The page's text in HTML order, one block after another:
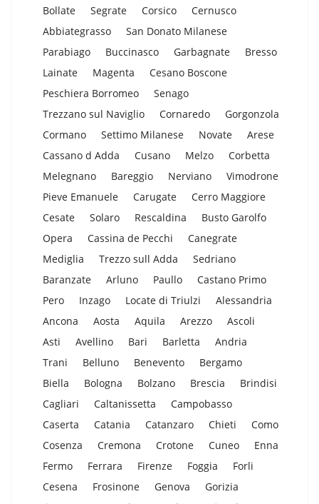
Bollate
Segrate Corsico
Cernusco
Abbiategrasso
San Donato Milanese
Parabiago
Buccinasco Garbagnate
Bresso
Lainate
Magenta
Cesano Boscone
Peschiera Borromeo
Senago
Trezzano sul Naviglio
Cornaredo
Gorgonzola
Cormano
Settimo Milanese Novate
Arese
Cassano d Adda
Cusano Melzo
Corbetta
Melegnano
Bareggio Nerviano
Vimodrone
Pieve Emanuele
Carugate
Cerro Maggiore
Cesate
Solaro Rescaldina
Busto Garolfo
Opera
Cassina de Pecchi
Canegrate
Mediglia
Trezzo sull Adda
Sedriano
Baranzate
Arluno Paullo
Castano Primo
Pero
Inzago Locate di Triulzi
Alessandria
Ancona
Aosta Aquila Arezzo
Ascoli
Asti
Avellino Bari Barletta
Andria
Trani
Belluno Benevento
Bergamo
Biella
Bologna Bolzano Brescia
Brindisi
Cagliari
Caltanissetta
Campobasso
Caserta
Catania Catanzaro Chieti
Como
Cosenza
Cremona Crotone Cuneo
Enna
Fermo
Ferrara Firenze Foggia
Forli
Cesena
Frosinone Genova
Gorizia